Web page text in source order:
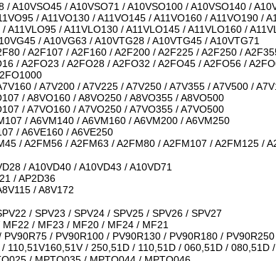
/ A10VSO45 / A10VSO71 / A10VSO100 / A10VSO140 /
/ A11VO130 / A11VO145 / A11VO160 / A11VO190 /
A11VLO95 / A11VLO130 / A11VLO145 / A11VLO160 /
/ A10VG63 / A10VTG28 / A10VTG45 / A10VTG71
/ A2F107 / A2F160 / A2F200 / A2F225 / A2F250 /
/ A2FO23 / A2FO28 / A2FO32 / A2FO45 / A2FO56 /
/ A7V200 / A7V225 / A7V250 / A7V355 / A7V500 /
/ A8VO160 / A8VO250 / A8VO355 / A8VO500
/ A7VO160 / A7VO250 / A7VO355 / A7VO500
/ A6VM140 / A6VM160 / A6VM200 / A6VM250
/ A6VE160 / A6VE250
/ A2FM56 / A2FM63 / A2FM80 / A2FM107 / A2FM125 /
/ A10VD40 / A10VD43 / A10VD71
/ AP2D36
/ A8V172
/ SPV23 / SPV24 / SPV25 / SPV26 / SPV27
/ MF23 / MF20 / MF24 / MF21
/ PV90R100 / PV90R130 / PV90R180 /
110,51V160,51V / 250,51D / 110,51D / 060,51D / 080,51D